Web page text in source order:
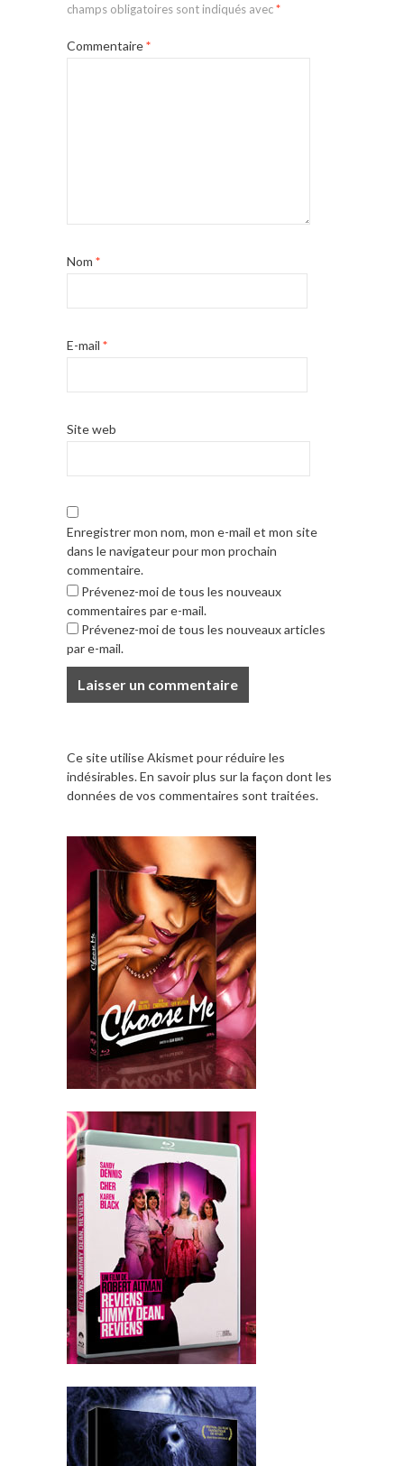
champs obligatoires sont indiqués avec*
Commentaire*
Nom *
E-mail *
Site web
Enregistrer mon nom, mon e-mail et mon site
dans le navigateur pour mon prochain
commentaire.
Prévenez-moi de tous les nouveaux
commentaires par e-mail.
Prévenez-moi de tous les nouveaux articles
par e-mail.
Ce site utilise Akismet pour réduire les
indésirables.En savoir plus sur la façon dont les
données de vos commentaires sont traitées.